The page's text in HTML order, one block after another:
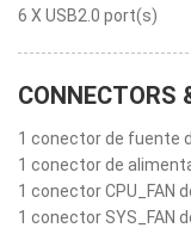
6 X USB2.0 port(s)
CONNECTORS
1 conector de fuente
1 conector de
1 conector CPU_FAN
1 conector SYS_FAN